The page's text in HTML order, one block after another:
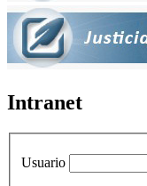
Intranet
Usuario